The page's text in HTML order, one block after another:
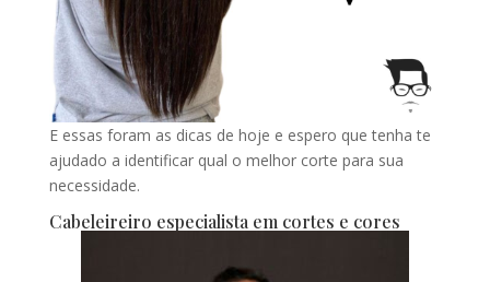
E essas foram as dicas de hoje e espero que tenha te
ajudado a identificar qual o melhor corte para sua
necessidade.
Cabeleireiro especialista em cortes e cores